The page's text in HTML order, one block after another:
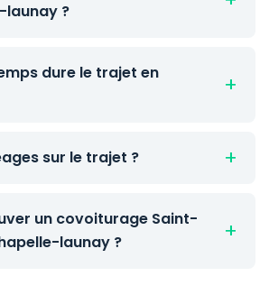
launay ?
dure le trajet en
sur le trajet ?
un covoiturage Saint-
launay ?